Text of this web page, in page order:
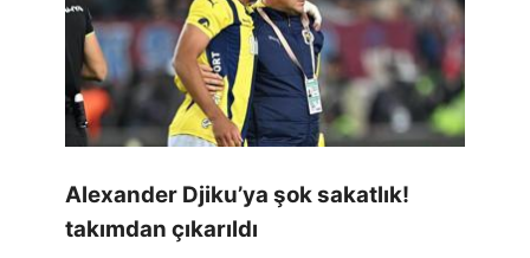
Alexander Djiku’ya şok sakatlık!
takımdan çıkarıldı